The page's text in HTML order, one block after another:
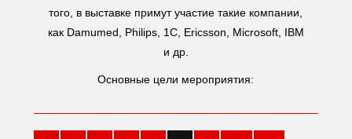
того, в выставке примут участие такие компании,
как Damumed, Philips, 1C, Ericsson, Microsoft, IBM
и др.
Основные цели мероприятия: